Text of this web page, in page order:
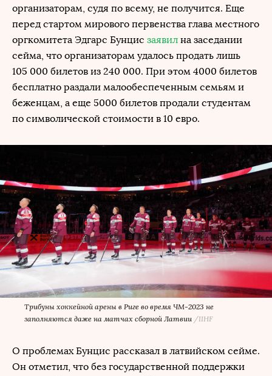
организаторам, судя по всему, не получится. Еще
перед стартом мирового первенства глава местного
оргкомитета Эдгарс Бунцис заявил на заседании
сейма, что организаторам удалось продать лишь
105 000 билетов из 240 000. При этом 4000 билетов
бесплатно раздали малообеспеченным семьям и
беженцам, а еще 5000 билетов продали студентам
по символической стоимости в 10 евро.
Трибуны хоккейной арены в Риге во время ЧМ-2023 не
заполняются даже на матчах сборной Латвии /IIHF
О проблемах Бунцис рассказал в латвийском сейме.
Он отметил, что без государственной поддержки